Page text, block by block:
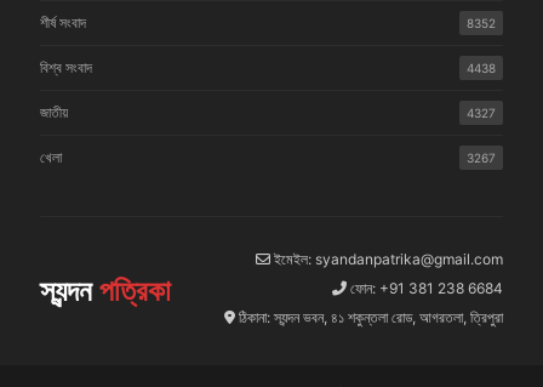
শীর্ষ সংবাদ 8352
বিশ্ব সংবাদ 4438
জাতীয় 4327
খেলা 3267
স্যন্দনপত্রিকা
ইমেইল: syandanpatrika@gmail.com
ফোন: +91 381 238 6684
ঠিকানা: স্যন্দন ভবন, ৪১ শকুন্তলা রোড, আগরতলা, ত্রিপুরা